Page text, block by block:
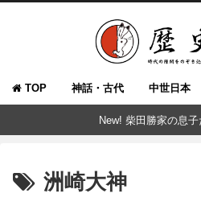
TOP 神話・古代 中世日本
New! 柴田勝家の息子
洲崎大神